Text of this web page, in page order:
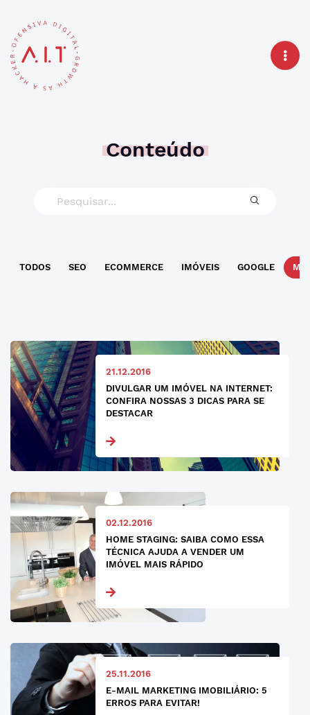
Conteúdo
TODOS SEO ECOMMERCE IMÓVEIS GOOGLE
21.12.2016
DIVULGAR UM IMÓVEL NA INTERNET:
CONFIRA NOSSAS 3 DICAS PARA SE
DESTACAR
02.12.2016
HOME STAGING: SAIBA COMO ESSA
TÉCNICA AJUDA A VENDER UM
IMÓVEL MAIS RÁPIDO
25.11.2016
E-MAIL MARKETING IMOBILIÁRIO: 5
ERROS PARA EVITAR!